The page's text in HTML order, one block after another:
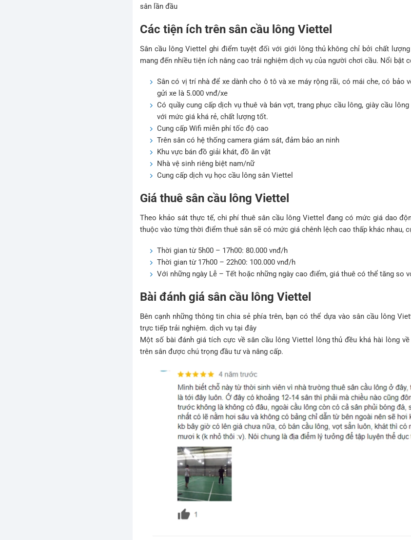
sân lần đầu
Các tiện ích trên sân cầu lông Viettel
Sân cầu lông Viettel ghi điểm tuyệt đối với giới lông thủ không chỉ bởi chất
mang đến nhiều tiện ích nâng cao trải nghiệm dịch vụ của người chơi cầu. Nổi bật
Sân có vị trí nhà để xe dành cho ô tô và xe máy rộng rãi, có mái che, có bảo
gửi xe là 5.000 vnđ/xe
Có quầy cung cấp dịch vụ thuê và bán vợt, trang phục cầu lông, giày cầu
với mức giá khá rẻ, chất lượng tốt.
Cung cấp Wifi miễn phí tốc độ cao
Trên sân có hệ thống camera giám sát, đảm bảo an ninh
Khu vực bán đồ giải khát, đồ ăn vặt
Nhà vệ sinh riêng biệt nam/nữ
Cung cấp dịch vụ học cầu lông sân Viettel
Giá thuê sân cầu lông Viettel
Theo khảo sát thực tế, chi phí thuê sân cầu lông Viettel đang có mức giá dao
thuộc vào từng thời điểm thuê sân sẽ có mức giá chênh lệch cao thấp khác nhau,
Thời gian từ 5h00 – 17h00: 80.000 vnđ/h
Thời gian từ 17h00 – 22h00: 100.000 vnđ/h
Với những ngày Lễ – Tết hoặc những ngày cao điểm, giá thuê có thể tăng so
Bài đánh giá sân cầu lông Viettel
Bên cạnh những thông tin chia sẻ phía trên, bạn có thể dựa vào sân cầu lông
trực tiếp trải nghiệm. dịch vụ tại đây
Một số bài đánh giá tích cực về sân cầu lông Viettel lông thủ đều khá hài lòng
trên sân được chú trọng đầu tư và nâng cấp.